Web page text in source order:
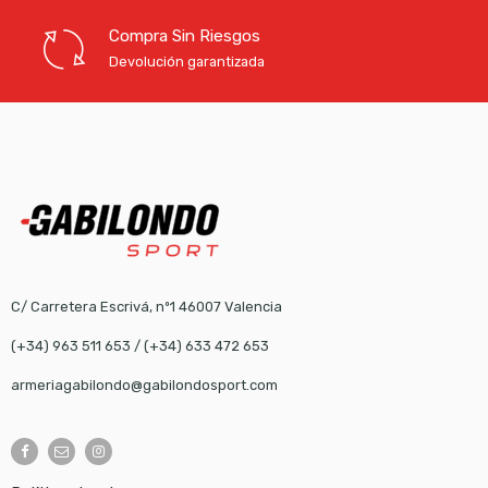
Compra Sin Riesgos
Devolución garantizada
C/ Carretera Escrivá, nº1 46007 Valencia
(+34) 963 511 653 / (+34) 633 472 653
armeriagabilondo@gabilondosport.com